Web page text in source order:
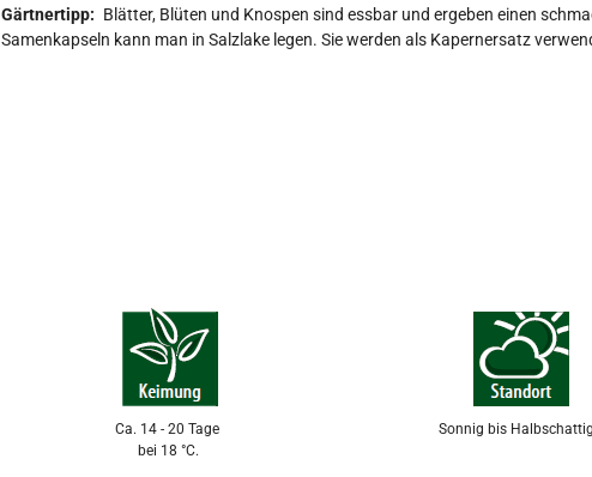
Gärtnertipp: Blätter, Blüten und Knospen sind essbar und ergeben einen
Samenkapseln kann man in Salzlake legen. Sie werden als Kapernersatz
Ca. 14 - 20 Tage
bei 18 °C.
Sonnig bis